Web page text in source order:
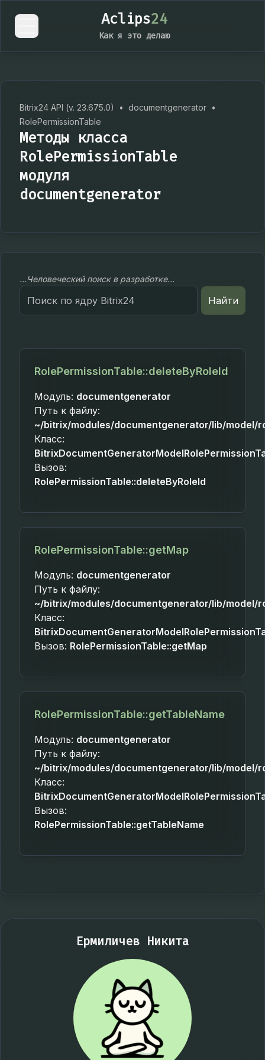
Aclips24
Как я это делаю
Bitrix24 API (v. 23.675.0) • documentgenerator •
RolePermissionTable
Методы класса
RolePermissionTable
модуля
documentgenerator
...Человеческий поиск в разработке...
Search
for:
Найти
RolePermissionTable::deleteByRoleId
Модуль: documentgenerator
Путь к файлу:
~/bitrix/modules/documentgenerator/lib/model/
Класс:
Вызов:
RolePermissionTable::deleteByRoleId
RolePermissionTable::getMap
Модуль: documentgenerator
Путь к файлу:
~/bitrix/modules/documentgenerator/lib/model/
Класс:
Вызов: RolePermissionTable::getMap
RolePermissionTable::getTableName
Модуль: documentgenerator
Путь к файлу:
~/bitrix/modules/documentgenerator/lib/model/
Класс:
Вызов:
RolePermissionTable::getTableName
Ермиличев Никита